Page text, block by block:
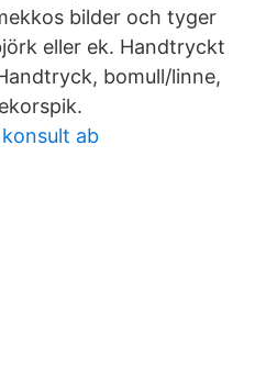
bilder och tyger
eller ek. Handtryckt
bomull/linne,
ab